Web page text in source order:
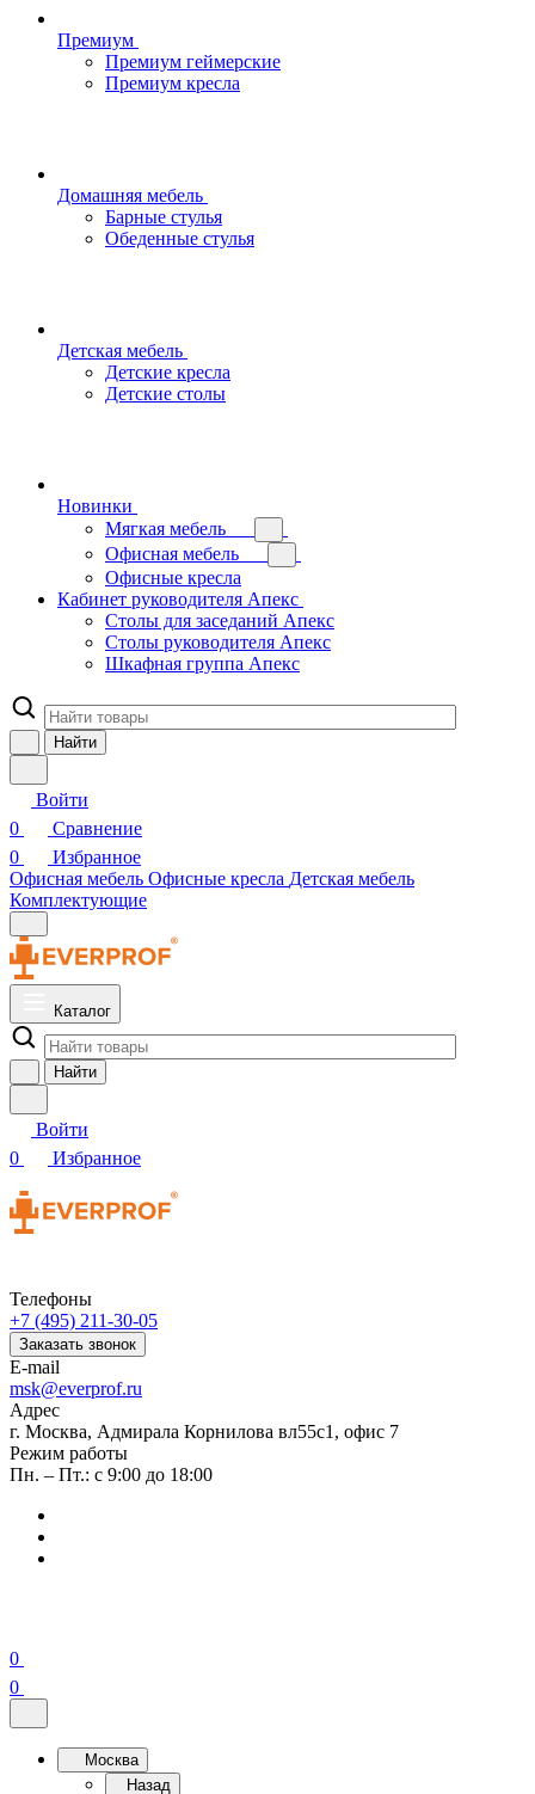
Премиум
Премиум геймерские
Премиум кресла
Домашняя мебель
Барные стулья
Обеденные стулья
Детская мебель
Детские кресла
Детские столы
Новинки
Мягкая мебель
Офисная мебель
Офисные кресла
Кабинет руководителя Апекс
Столы для заседаний Апекс
Столы руководителя Апекс
Шкафная группа Апекс
Найти
Войти
0
Сравнение
0
Избранное
Офисная мебель Офисные кресла Детская мебель
Комплектующие
Каталог
Найти
Войти
0
Избранное
Телефоны
+7 (495) 211-30-05
Заказать звонок
E-mail
msk@everprof.ru
Адрес
г. Москва, Адмирала Корнилова вл55с1, офис 7
Режим работы
Пн. – Пт.: с 9:00 до 18:00
0
0
Москва
Назад